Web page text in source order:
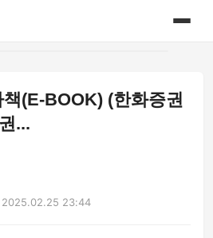
(E-BOOK) (한화증권
...
2025.02.25 23:44